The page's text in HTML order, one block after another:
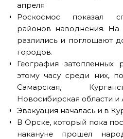
апреля
Роскосмос показал
районов наводнения.
разлились и поглощают
городов.
География затопленных
этому часу среди них,
Самарская,
Новосибирская области и
Эвакуация началась и в
В Орске, который пока
накануне прошел